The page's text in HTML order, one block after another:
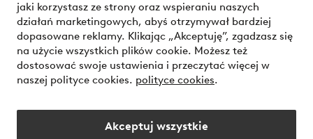
jaki korzystasz ze strony oraz wspieraniu naszych
działań marketingowych, abyś otrzymywał bardziej
dopasowane reklamy. Klikając „Akceptuję”, zgadzasz się
na użycie wszystkich plików cookie. Możesz też
dostosować swoje ustawienia i przeczytać więcej w
naszej polityce cookies. polityce cookies.
Akceptuj wszystkie
Chcesz dowiedzieć się więcej o naszych opcjach płatności